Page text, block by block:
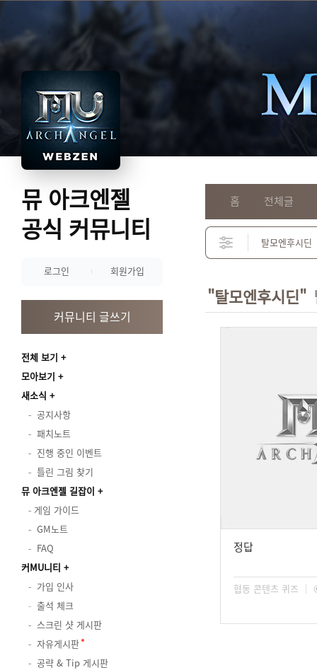
뮤 아크엔젤
공식 커뮤니티
로그인 회원가입
커뮤니티 글쓰기
전체 보기
모아보기
새소식
공지사항
패치노트
진행 중인 이벤트
틀린 그림 찾기
뮤 아크엔젤 길잡이
게임 가이드
GM노트
FAQ
커MU니티
가입 인사
출석 체크
스크린 샷 게시판
자유게시판
공략 & Tip 게시판
홈 전체글
"탈모엔후시딘"
정답
협동 콘텐츠 퀴즈